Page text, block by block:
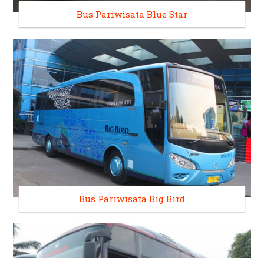
Bus Pariwisata Blue Star
Bus Pariwisata Big Bird